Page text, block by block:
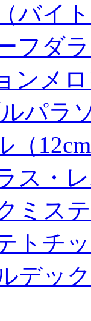
バイ
フダ
ンメ
パラ
（
ス・
ミス
トチ
デック